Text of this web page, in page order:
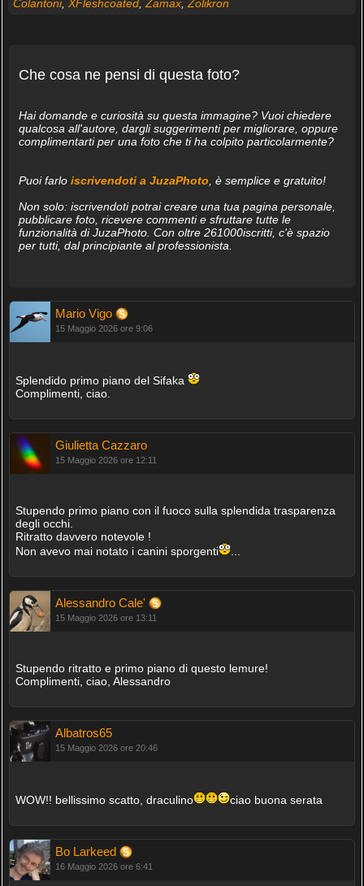
Colantoni, XFleshcoated, Zamax, Zolikron
Che cosa ne pensi di questa foto?
Hai domande e curiosità su questa immagine? Vuoi chiedere
qualcosa all'autore, dargli suggerimenti per migliorare, oppure
complimentarti per una foto che ti ha colpito particolarmente?
Puoi farlo iscrivendoti a JuzaPhoto , è semplice e gratuito!
Non solo: iscrivendoti potrai creare una tua pagina personale,
pubblicare foto, ricevere commenti e sfruttare tutte le
funzionalità di JuzaPhoto. Con oltre 261000iscritti, c'è spazio
per tutti, dal principiante al professionista.
Mario Vigo
15 Maggio 2026 ore 9:06
Splendido primo piano del Sifaka
Complimenti, ciao.
Giulietta Cazzaro
15 Maggio 2026 ore 12:11
Stupendo primo piano con il fuoco sulla splendida trasparenza
degli occhi.
Ritratto davvero notevole !
Non avevo mai notato i canini sporgenti
...
Alessandro Cale'
15 Maggio 2026 ore 13:11
Stupendo ritratto e primo piano di questo lemure!
Complimenti, ciao, Alessandro
Albatros65
15 Maggio 2026 ore 20:46
WOW!! bellissimo scatto, draculino ciao buona serata
Bo Larkeed
16 Maggio 2026 ore 6:41